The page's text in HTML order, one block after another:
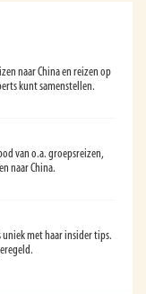
naar China en reizen op
kunt samenstellen.
van o.a. groepsreizen,
naar China.
uniek met haar insider tips.